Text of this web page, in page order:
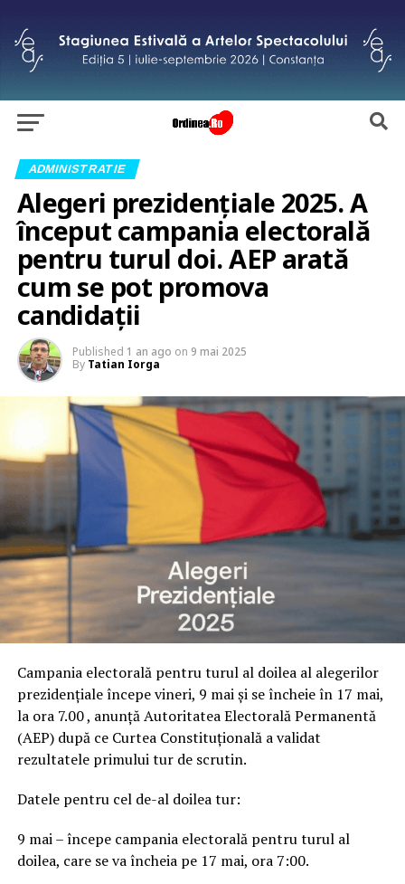
ADMINISTRATIE
Alegeri prezidențiale 2025. A
început campania electorală
pentru turul doi. AEP arată
cum se pot promova
candidații
Published 1 an ago on 9 mai 2025
By Tatian Iorga
Campania electorală pentru turul al doilea al alegerilor
prezidențiale începe vineri, 9 mai și se încheie în 17 mai,
la ora 7.00 , anunță Autoritatea Electorală Permanentă
(AEP) după ce Curtea Constituțională a validat
rezultatele primului tur de scrutin.
Datele pentru cel de-al doilea tur:
9 mai – începe campania electorală pentru turul al
doilea, care se va încheia pe 17 mai, ora 7:00.